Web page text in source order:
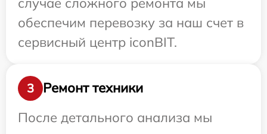
обеспечим перевозку за наш счет в
сервисный центр iconBIT.
3
Ремонт техники
После детального анализа мы